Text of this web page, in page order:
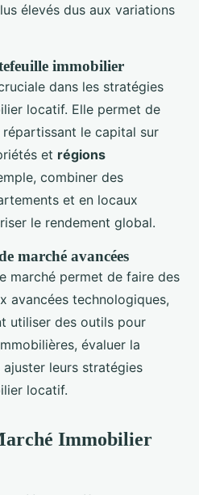
élevés dus aux variations
immobilier
dans les stratégies
locatif. Elle permet de
le capital sur
et régions
combiner des
et en locaux
le rendement global.
marché avancées
marché permet de faire des
avancées technologiques,
utiliser des outils pour
évaluer la
leurs stratégies
locatif.
Immobilier